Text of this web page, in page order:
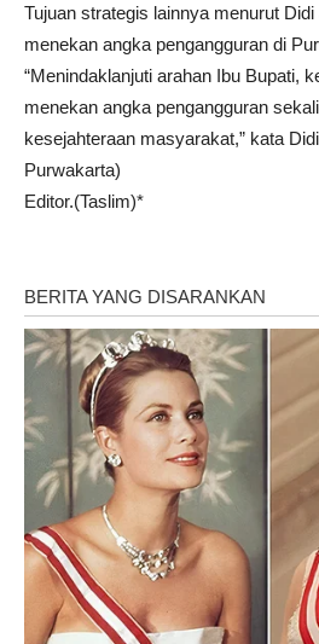
Tujuan strategis lainnya menurut
menekan angka pengangguran di
“Menindaklanjuti arahan Ibu Bupati,
menekan angka pengangguran
kesejahteraan masyarakat,” kata
Purwakarta)
Editor.(Taslim)*